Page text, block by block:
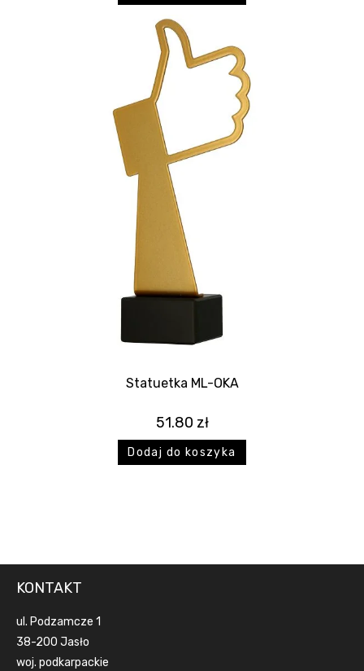
Statuetka ML-OKA
51.80 zł
Dodaj do koszyka
KONTAKT
ul. Podzamcze 1
38-200 Jasło
woj. podkarpackie